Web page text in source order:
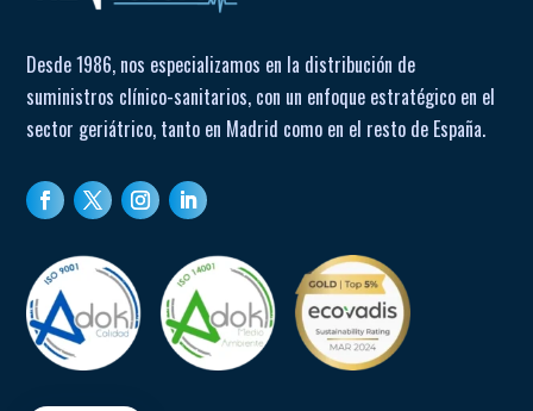
Desde 1986, nos especializamos en la distribución de
suministros clínico-sanitarios, con un enfoque estratégico en el
sector geriátrico, tanto en Madrid como en el resto de España.